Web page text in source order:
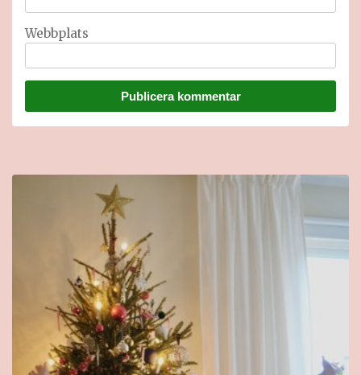
Webbplats